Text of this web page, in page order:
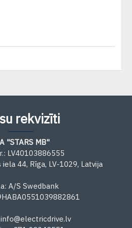
rekvizīti
"STARS MB"
LV40103886555
44, Rīga, LV-1029, Latvija
A/S Swedbank